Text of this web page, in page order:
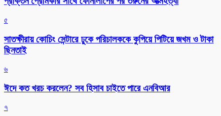
৫
সাতক্ষীরায় কোচিং সেন্টারে ঢুকে পরিচালককে কুপিয়ে পিটিয়ে জখম ও টাকা
ছিনতাই
৬
ঈদে কত খরচ করলেন? সব হিসাব চাইতে পারে এনবিআর
৭